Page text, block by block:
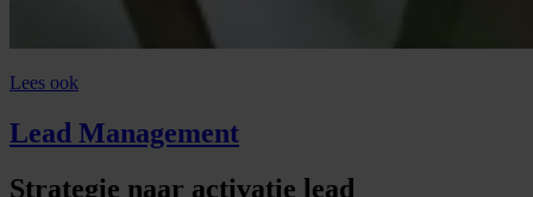
Lees ook
Lead Management
Strategie naar activatie lead